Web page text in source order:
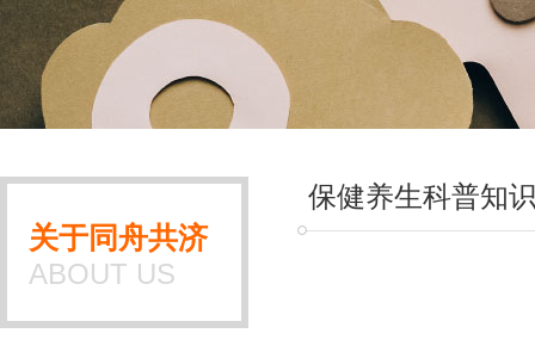
关于同舟共济
ABOUT US
保健养生科普知